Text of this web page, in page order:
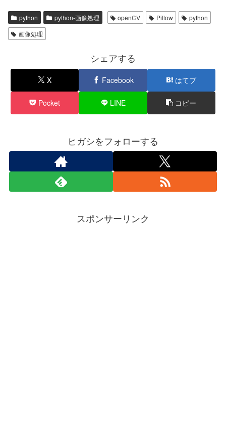
python python-画像処理 openCV Pillow
python
画像処理
シェアする
X Facebook はてブ
Pocket LINE コピー
ヒガシをフォローする
スポンサーリンク